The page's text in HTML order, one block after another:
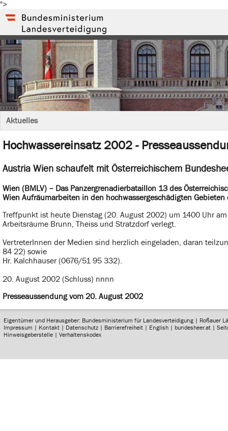
">
Aktuelles
Hochwassereinsatz 2002 -
Austria Wien schaufelt mit Österreichischem
Wien (BMLV) – Das Panzergrenadierbataillon 13 des
Wien Aufräumarbeiten in den hochwassergeschädigten
Treffpunkt ist heute Dienstag (20. August 2002) um 1400 Uhr
Arbeitsräume Brunn, Theiss und Stratzdorf verlegt.
VertreterInnen der Medien sind herzlich eingeladen, daran
84 22) sowie
Hr. Kalchhauser (0676/51 95 332).
20. August 2002 (Schluss) nnnn
Presseaussendung vom 20. August 2002
Eigentümer und Herausgeber: Bundesministerium für Landesverteidigung | Roßauer
Impressum | Kontakt | Datenschutz | Barrierefreiheit | English | bundesheer.at |
Hinweisgeberstelle |Verhaltenskodex